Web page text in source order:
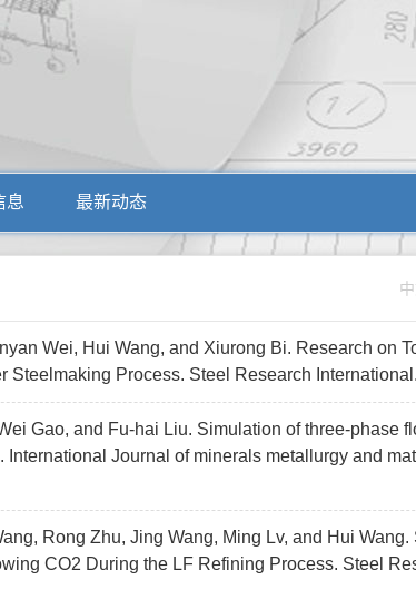
息 最新动态
Wei, Hui Wang, and Xiurong Bi. Research on
Steelmaking Process. Steel Research
Gao, and Fu-hai Liu. Simulation of three-phase
International Journal of minerals metallurgy and
Rong Zhu, Jing Wang, Ming Lv, and Hui
CO2 During the LF Refining Process. Steel